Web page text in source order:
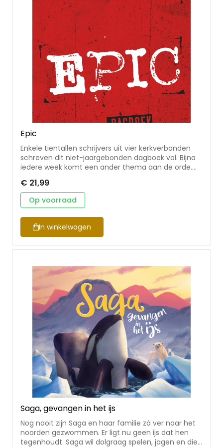
samenwerking met de CJGO.
Epic
Enkele tientallen schrijvers uit vier kerkverbanden
schreven dit niet-jaargebonden dagboek vol. Bijna
iedere week komt een ander thema aan de orde.
op jou en je naaste(n). Aan actualiteit ontbreekt
het dan ook niet. Uitgangs- en eindpunt is telkens
weer Gods Woord. Wat zegt de Heere. Iedere dag
afgedrukt in de Statenvertaling en in de Herziene
Statenvertaling.
€ 21,99
Op voorraad
In winkelwagen
Saga, gevangen in het ijs
Nog nooit zijn Saga en haar familie zó ver naar het
noorden gezwommen. Er ligt nu geen ijs dat hen
tegenhoudt. Saga wil dolgraag spelen, jagen en die